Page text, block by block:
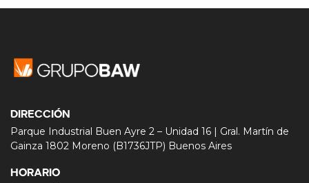
DIRECCIÓN
Parque Industrial Buen Ayre 2 – Unidad 16 | Gral. Martín de
Gainza 1802 Moreno (B1736JTP) Buenos Aires
HORARIO